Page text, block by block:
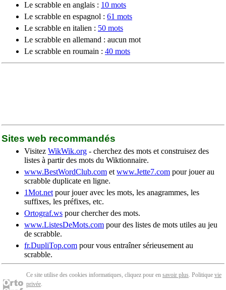
Le scrabble en anglais : 10 mots
Le scrabble en espagnol : 61 mots
Le scrabble en italien : 50 mots
Le scrabble en allemand : aucun mot
Le scrabble en roumain : 40 mots
Sites web recommandés
Visitez WikWik.org - cherchez des mots et construisez des
listes à partir des mots du Wiktionnaire.
www.BestWordClub.com et www.Jette7.com pour jouer au
scrabble duplicate en ligne.
1Mot.net pour jouer avec les mots, les anagrammes, les
suffixes, les préfixes, etc.
Ortograf.ws pour chercher des mots.
www.ListesDeMots.com pour des listes de mots utiles au jeu
de scrabble.
fr.DupliTop.com pour vous entraîner sérieusement au
scrabble.
Ce site utilise des cookies informatiques, cliquez pour en savoir plus. Politique vie
privée.